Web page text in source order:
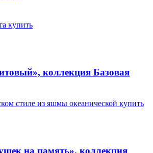
коллекция Базовая
на память», коллекция